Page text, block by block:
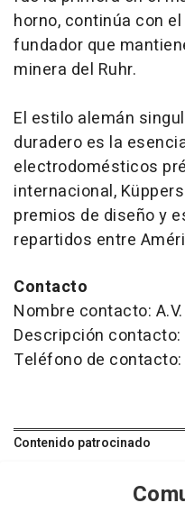
horno, continúa con
fundador que
minera del Ruhr.
El estilo alemán
duradero es la
electrodomésticos
internacional,
premios de diseño y
repartidos entre
Contacto
Nombre contacto: A.V.
Descripción
Teléfono de contacto:
Contenido patrocinado